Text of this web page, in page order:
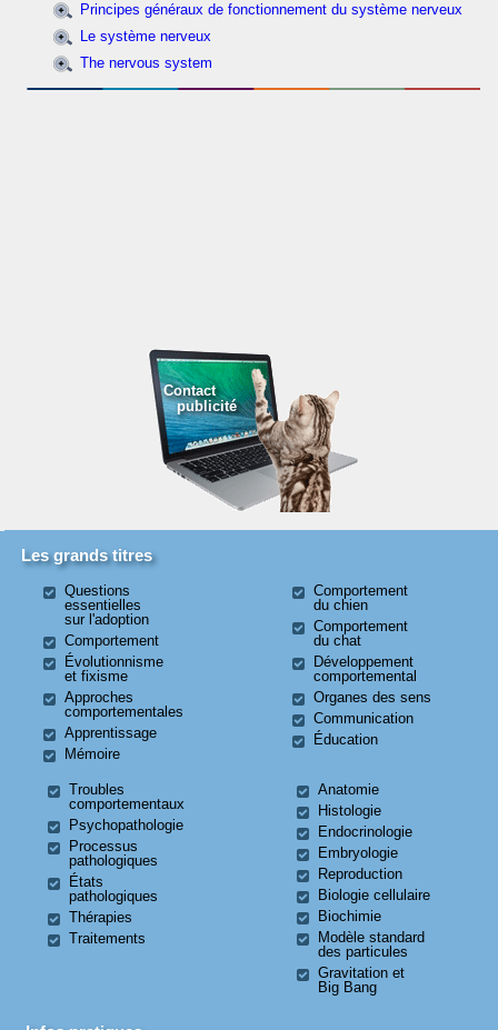
Principes généraux de fonctionnement du système nerveux
Le système nerveux
The nervous system
Contact
publicité
Les grands titres
Questions
essentielles
sur l'adoption
Comportement
Évolutionnisme
et fixisme
Approches
comportementales
Apprentissage
Mémoire
Comportement
du chien
Comportement
du chat
Développement
comportemental
Organes des sens
Communication
Éducation
Troubles
comportementaux
Psychopathologie
Processus
pathologiques
États
pathologiques
Thérapies
Traitements
Anatomie
Histologie
Endocrinologie
Embryologie
Reproduction
Biologie cellulaire
Biochimie
Modèle standard
des particules
Gravitation et
Big Bang